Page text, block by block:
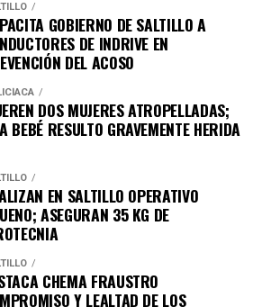
GOBIERNO DE SALTILLO A
DE INDRIVE EN
DEL ACOSO
DOS MUJERES ATROPELLADAS;
BEBÉ RESULTO GRAVEMENTE HERIDA
EN SALTILLO OPERATIVO
ASEGURAN 35 KG DE
CHEMA FRAUSTRO
Y LEALTAD DE LOS